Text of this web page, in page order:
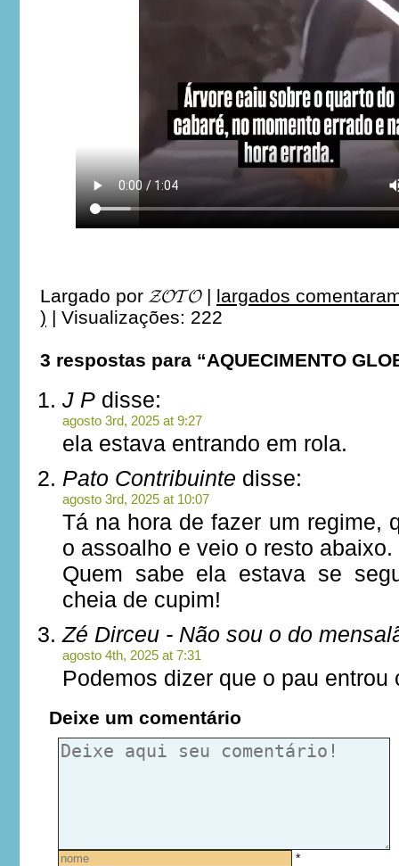
Largado por 𝓩𝓞𝓣𝓞| largados
) | Visualizações: 222
3 respostas para “AQUECIMENTO
J P disse:
agosto 3rd, 2025 at 9:27
ela estava entrando em rola.
Pato Contribuinte disse:
agosto 3rd, 2025 at 10:07
Tá na hora de fazer um regime,
o assoalho e veio o resto abaixo.
Quem sabe ela estava se
cheia de cupim!
Zé Dirceu - Não sou o do
agosto 4th, 2025 at 7:31
Podemos dizer que o pau entrou
Deixe um comentário
*